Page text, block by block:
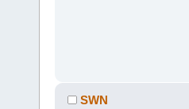
SWN